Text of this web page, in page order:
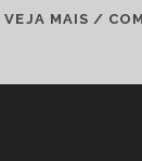
VEJA MAIS /